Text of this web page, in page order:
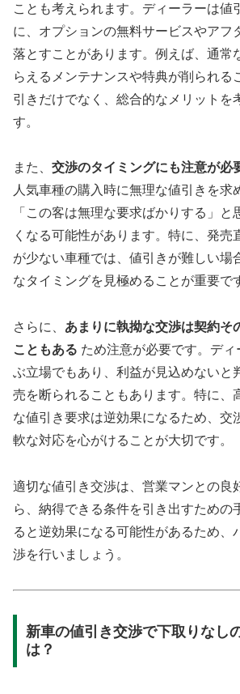
ことも考えられます。ディーラーは値
に、オプションの無料サービスやアフ
落とすことがあります。例えば、通常
らえるメンテナンスや特典が削られる
引きだけでなく、総合的なメリットを
す。
また、 交渉のタイミングにも注意が必
人気車種の購入時に無理な値引きを求
「この客は無理な要求ばかりする」と
くなる可能性があります。特に、発売
が少ない車種では、値引きが難しい場
なタイミングを見極めることが重要で
さらに、 あまりに執拗な交渉は契約そ
こともある ため注意が必要です。デ
ぶ立場でもあり、利益が見込めないと
売を断られることもあります。特に、
な値引き要求は逆効果になるため、交
軟な対応を心がけることが大切です。
適切な値引き交渉は、営業マンとの良
ら、納得できる条件を引き出すための
ると逆効果になる可能性があるため、
渉を行いましょう。
新車の値引き交渉で下取りなし
は？